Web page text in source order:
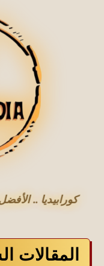
كورابيديا ..
المقالات